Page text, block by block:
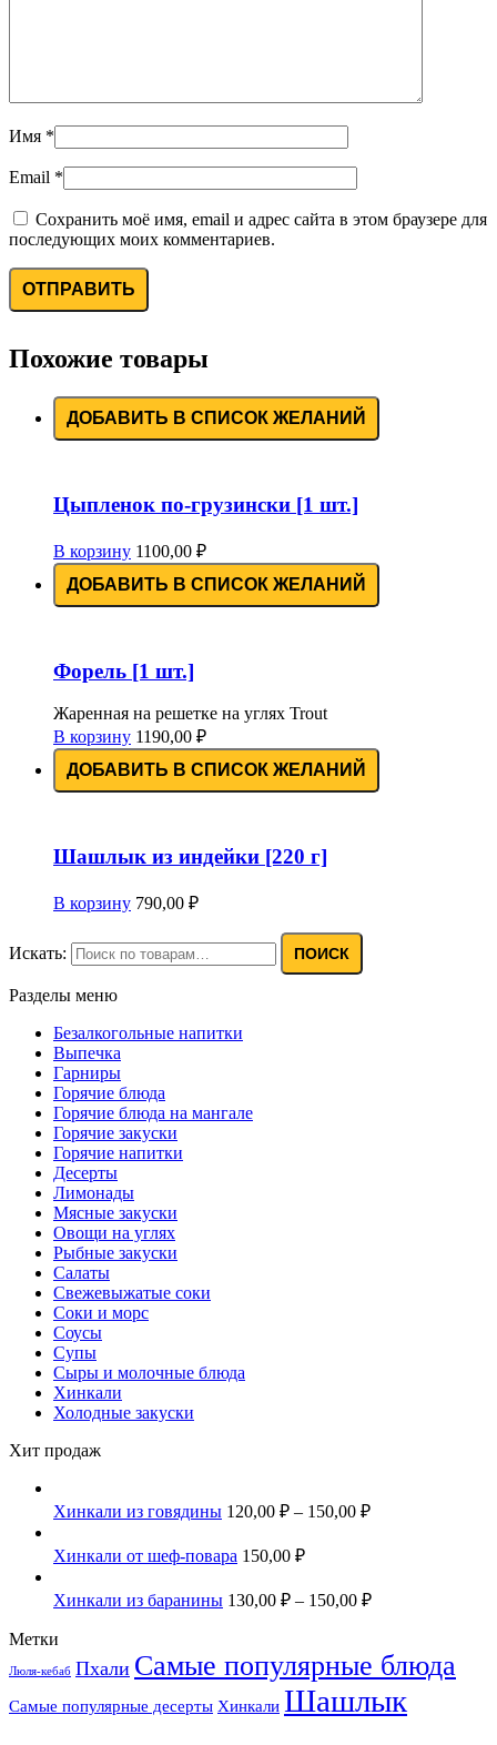
Имя *
Email *
Сохранить моё имя, email и адрес сайта в этом браузере для
последующих моих комментариев.
Похожие товары
ДОБАВИТЬ В СПИСОК ЖЕЛАНИЙ
Цыпленок по-грузински [1 шт.]
В корзину 1100,00 ₽
ДОБАВИТЬ В СПИСОК ЖЕЛАНИЙ
Форель [1 шт.]
Жаренная на решетке на углях Trout
В корзину 1190,00 ₽
ДОБАВИТЬ В СПИСОК ЖЕЛАНИЙ
Шашлык из индейки [220 г]
В корзину 790,00 ₽
Искать: ПОИСК
Разделы меню
Безалкогольные напитки
Выпечка
Гарниры
Горячие блюда
Горячие блюда на мангале
Горячие закуски
Горячие напитки
Десерты
Лимонады
Мясные закуски
Овощи на углях
Рыбные закуски
Салаты
Свежевыжатые соки
Соки и морс
Соусы
Супы
Сыры и молочные блюда
Хинкали
Холодные закуски
Хит продаж
Хинкали из говядины 120,00 ₽ – 150,00 ₽
Хинкали от шеф-повара 150,00 ₽
Хинкали из баранины 130,00 ₽ – 150,00 ₽
Метки
Люля-кебаб Пхали Самые популярные блюда
Самые популярные десерты Хинкали Шашлык